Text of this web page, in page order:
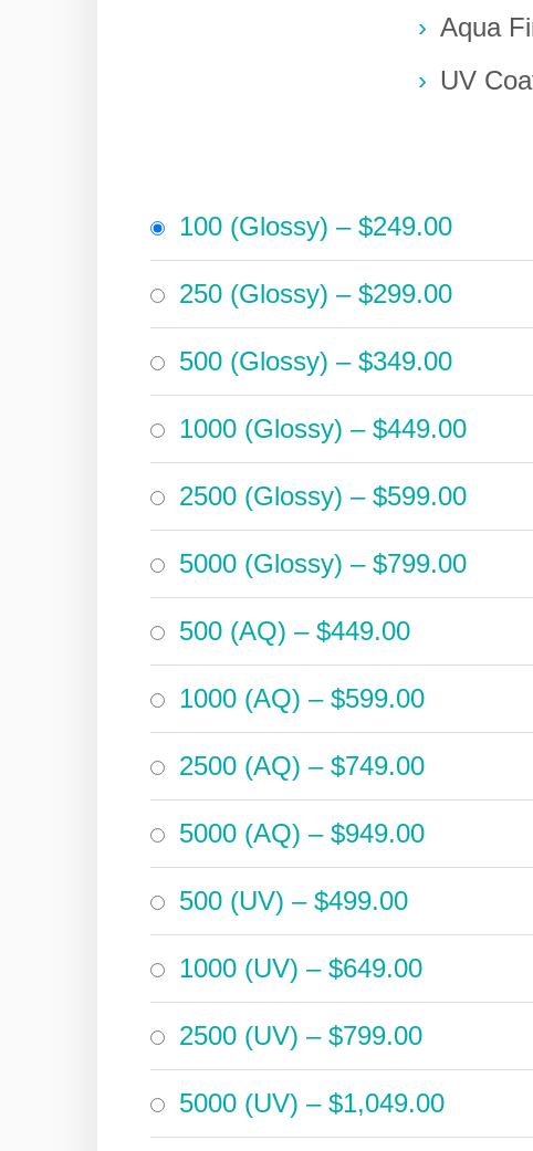
Aqua
UV
100 (Glossy) – $249.00
250 (Glossy) – $299.00
500 (Glossy) – $349.00
1000 (Glossy) – $449.00
2500 (Glossy) – $599.00
5000 (Glossy) – $799.00
500 (AQ) – $449.00
1000 (AQ) – $599.00
2500 (AQ) – $749.00
5000 (AQ) – $949.00
500 (UV) – $499.00
1000 (UV) – $649.00
2500 (UV) – $799.00
5000 (UV) – $1,049.00